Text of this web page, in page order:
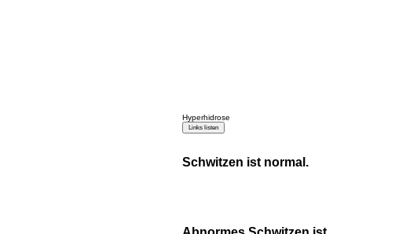
Hyperhidrose
Schwitzen ist normal.